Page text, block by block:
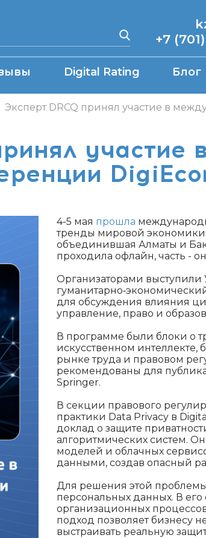
+7
Digital Rating Блог
Эксперт DRCQ принял участие в
участие
4-5 мая прошла
тренды мировой экономики
объединившая Алматы и
проходила офлайн, часть -
Организаторами выступили
для обсуждения влияния
управление, право и
В программе были блоки о
искусственном интеллекте,
рынке труда и правовом
рекомендованы для
Springer.
В секции правового
практики Data Privacy в
доклад о защите
алгоритмических систем.
моделей и облачных
данными, создав опасный
Для решения этой проблемы
персональных данных. В
организационных
подход позволяет бизнесу
выстраивать реальную